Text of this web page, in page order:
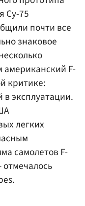
Су-75
почти все
знаковое
американский F-
критике:
эксплуатации.
легких
самолетов F-